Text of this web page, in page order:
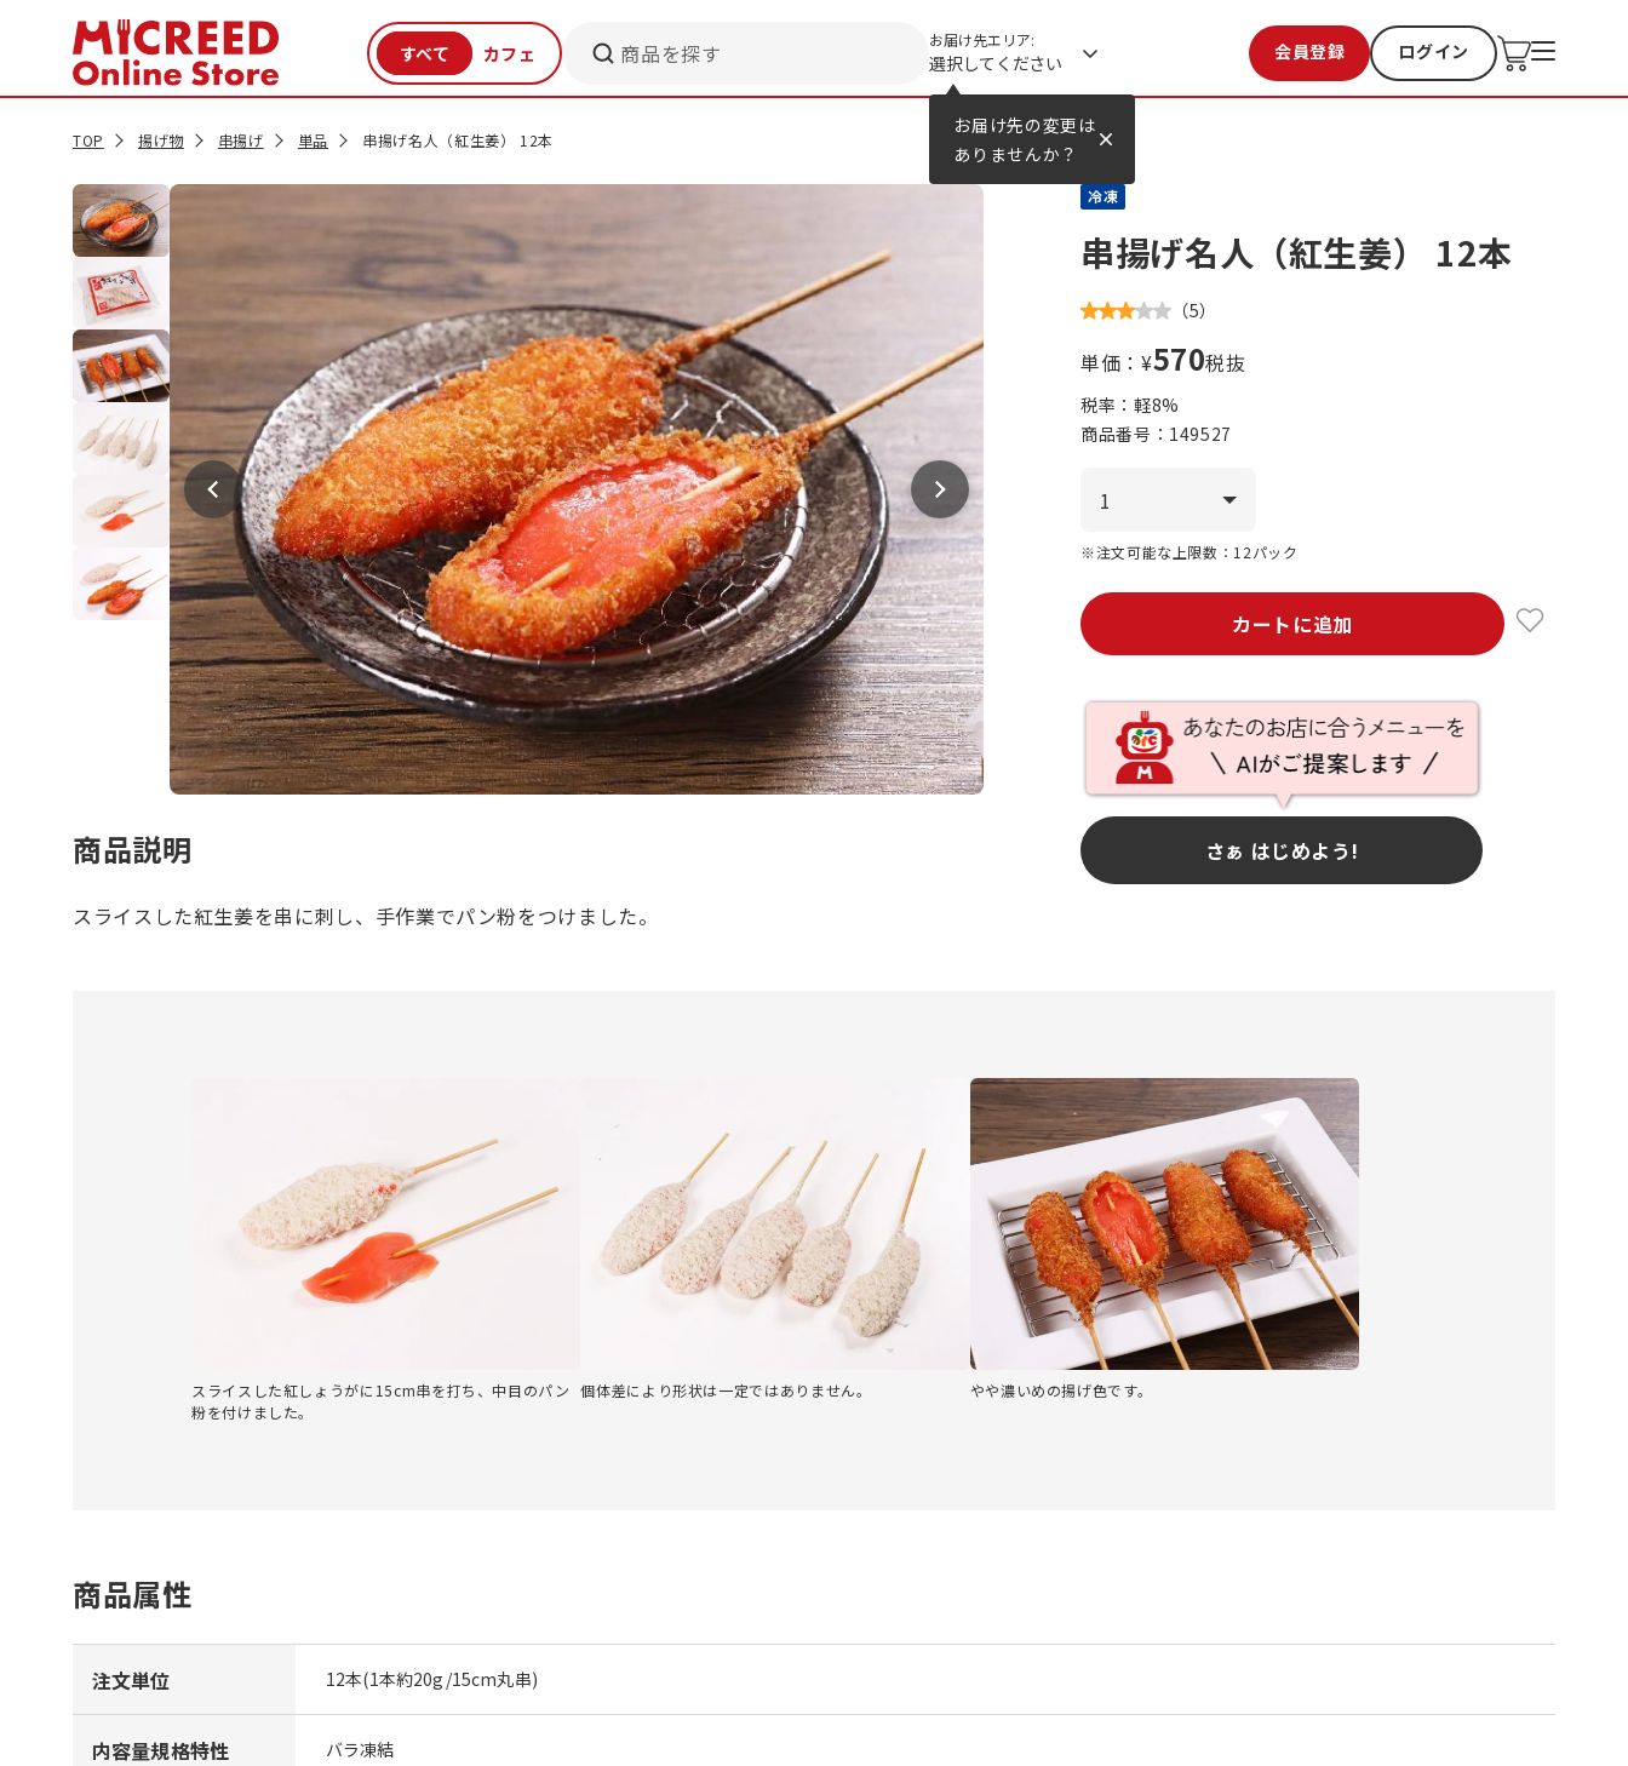
お届け先の変更は
ありませんか？
商品を探す お届け先エリア:
選択してください 会員登録 ログイン
お気に入り 過去購入
TOP 揚げ物 串揚げ 単品 串揚げ名人（紅生姜） 12本
冷凍
串揚げ名人（紅生姜） 12本
（5）
単価：¥570税抜
税率：軽8%
商品番号： 149527
※注文可能な上限数：12パック
カートに追加
さぁ はじめよう!
商品説明
スライスした紅生姜を串に刺し、手作業でパン粉をつけました。
スライスした紅しょうがに15cm串を打ち、中目のパン
粉を付けました。
個体差により形状は一定ではありません。 やや濃いめの揚げ色です。
商品属性
注文単位 12本(1本約20g/15cm丸串)
内容量規格特性 バラ凍結